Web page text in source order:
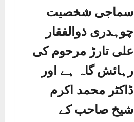
سماجی شخصیت
چوہدری ذوالفقار
علی تارڑ مرحوم کی
رہائش گاہ ہے اور
ڈاکٹر محمد اکرم
شیخ صاحب کے